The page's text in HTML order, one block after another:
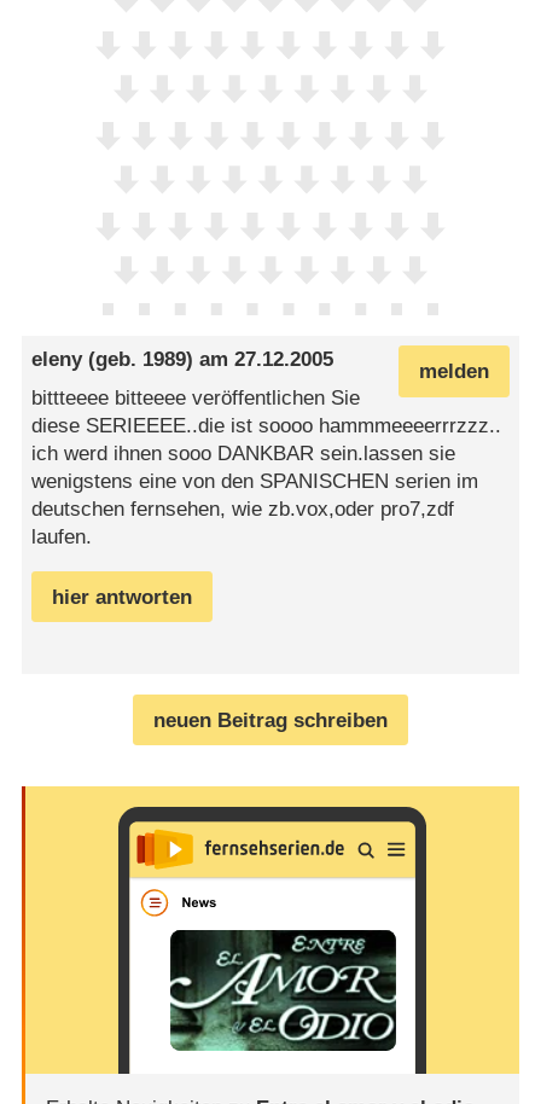
melden
eleny(geb. 1989) am27.12.2005
bittteeee bitteeee veröffentlichen Sie
diese SERIEEEE..die ist soooo hammmeeeerrrzzz..
ich werd ihnen sooo DANKBAR sein.lassen sie
wenigstens eine von den SPANISCHEN serien im
deutschen fernsehen, wie zb.vox,oder pro7,zdf
laufen.
hier antworten
neuen Beitrag schreiben